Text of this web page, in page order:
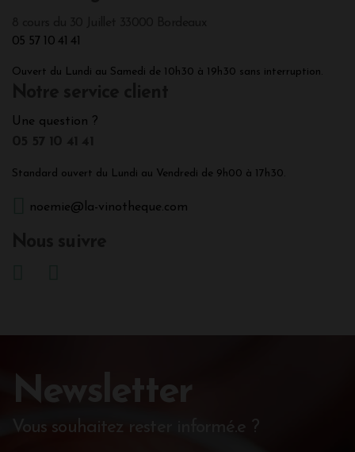
05 57 10 41 41
Ouvert du Lundi au Samedi de 10h30 à 19h30 sans interruption.
Une question ?
Standard ouvert du Lundi au Vendredi de 9h00 à 17h30.
noemie@la-vinotheque.com
Newsletter
Vous souhaitez rester informé.e ?